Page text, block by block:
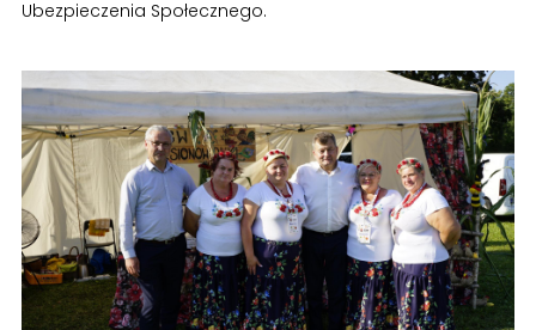
Ubezpieczenia Społecznego.